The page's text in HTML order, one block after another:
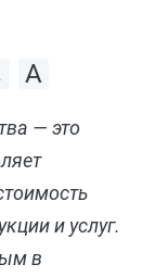
— это
и услуг.
в